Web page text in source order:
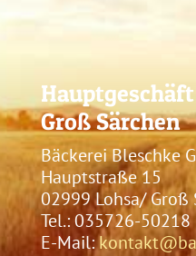
Groß Särchen
Bäckerei Bleschke
Hauptstraße 15
02999 Lohsa/ Groß
Tel.: 035726-50218
E-Mail: